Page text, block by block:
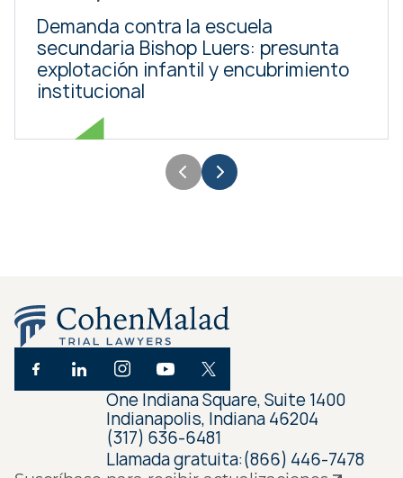
Demanda contra la escuela
secundaria Bishop Luers: presunta
explotación infantil y encubrimiento
institucional
One Indiana Square, Suite 1400
Indianapolis, Indiana 46204
(317) 636-6481
Llamada gratuita:(866) 446-7478